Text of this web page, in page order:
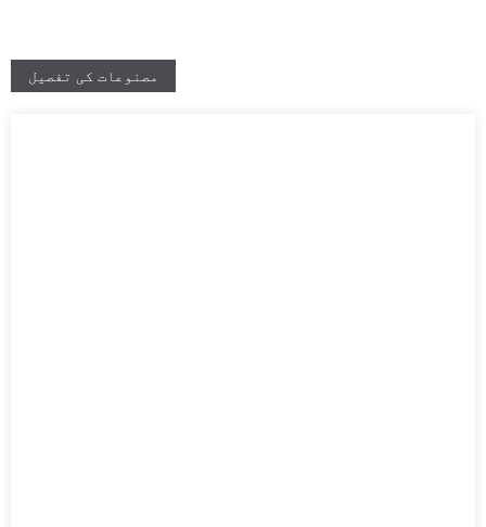
مصنوعات کی تفصیل